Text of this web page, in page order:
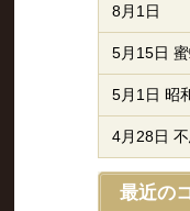
8月1日
5月15日
5月1日 昭
4月28日
最近の